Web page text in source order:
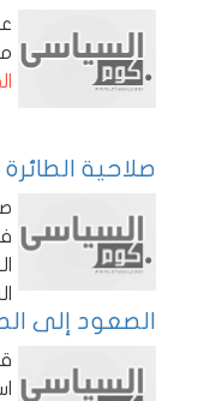
صلاحية
الصعود إلى